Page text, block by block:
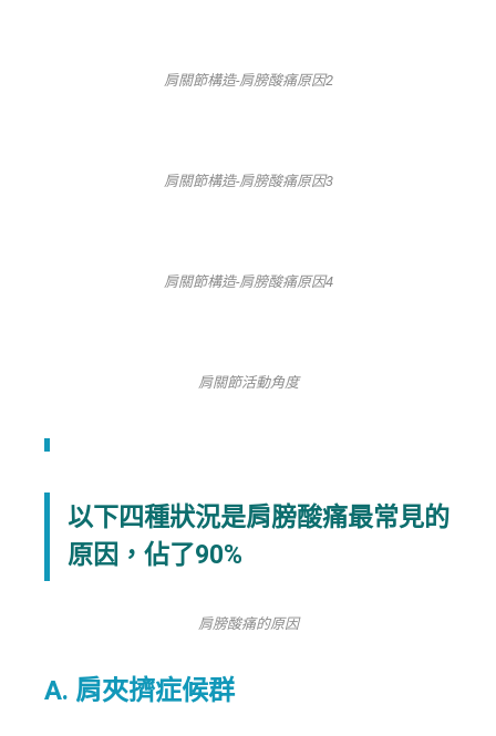
肩關節構造-肩膀酸痛原因2
肩關節構造-肩膀酸痛原因3
肩關節構造-肩膀酸痛原因4
肩關節活動角度
以下四種狀況是肩膀酸痛最常見的
原因，佔了90%
肩膀酸痛的原因
A. 肩夾擠症候群